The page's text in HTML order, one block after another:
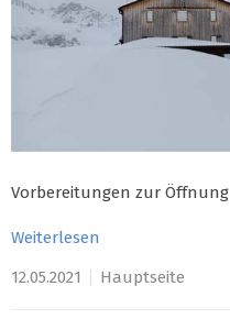
Vorbereitungen zur Öffnung
Weiterlesen
12.05.2021
Hauptseite